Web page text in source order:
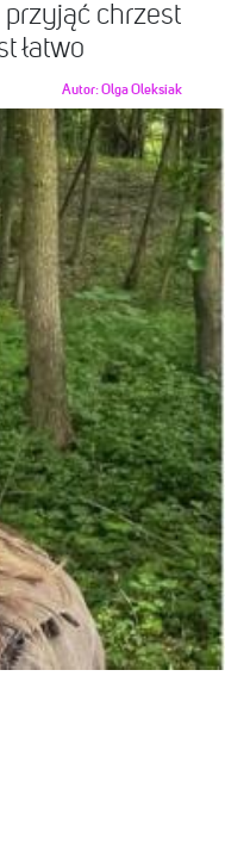
chrzest
łatwo
Autor:Olga Oleksiak